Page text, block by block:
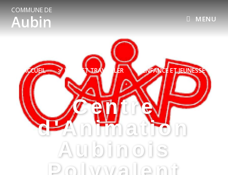
COMMUNE DE
Aubin MENU
ACCUEIL > VIVRE ET TRAVAILLER > ENFANCE ET JEUNESSE
Centre
d'Animation
Aubinois